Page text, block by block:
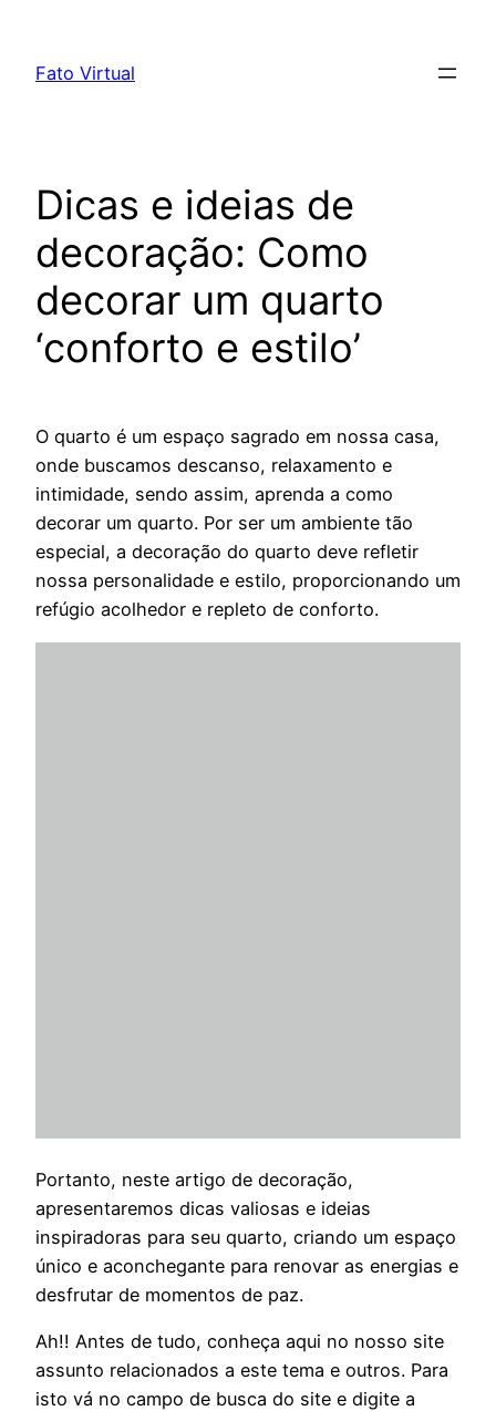
content
Fato Virtual
Dicas e ideias de
decoração: Como
decorar um quarto
‘conforto e estilo’
O quarto é um espaço sagrado em nossa casa,
onde buscamos descanso, relaxamento e
intimidade, sendo assim, aprenda a como
decorar um quarto. Por ser um ambiente tão
especial, a decoração do quarto deve refletir
nossa personalidade e estilo, proporcionando um
refúgio acolhedor e repleto de conforto.
Portanto, neste artigo de decoração,
apresentaremos dicas valiosas e ideias
inspiradoras para seu quarto, criando um espaço
único e aconchegante para renovar as energias e
desfrutar de momentos de paz.
Ah!! Antes de tudo, conheça aqui no nosso site
assunto relacionados a este tema e outros. Para
isto vá no campo de busca do site e digite a